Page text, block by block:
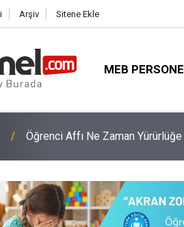
Arşiv Sitene Ekle
MEB
Danıştay’dan Proje Okulu